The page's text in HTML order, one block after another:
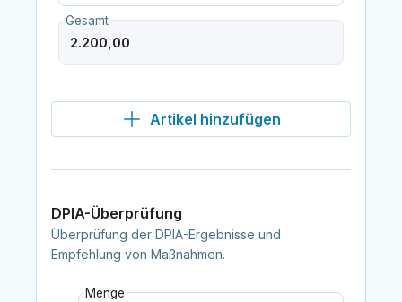
Gesamt
Artikel hinzufügen
DPIA-Überprüfung
Überprüfung der DPIA-Ergebnisse und
Empfehlung von Maßnahmen.
Menge